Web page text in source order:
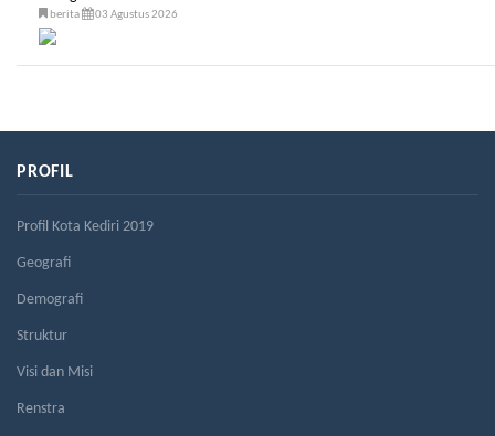
berita 03 Agustus 2026
PROFIL
Profil Kota Kediri 2019
Geografi
Demografi
Struktur
Visi dan Misi
Renstra